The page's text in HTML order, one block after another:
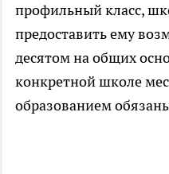
профильный класс,
предоставить ему
десятом на общих
конкретной школе
образованием